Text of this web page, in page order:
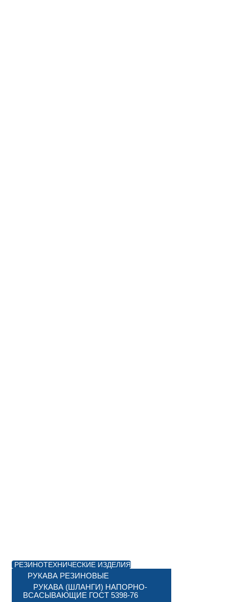
РЕЗИНОТЕХНИЧЕСКИЕ ИЗДЕЛИЯ
РУКАВА РЕЗИНОВЫЕ
РУКАВА (ШЛАНГИ) НАПОРНО-
ВСАСЫВАЮЩИЕ ГОСТ 5398-76